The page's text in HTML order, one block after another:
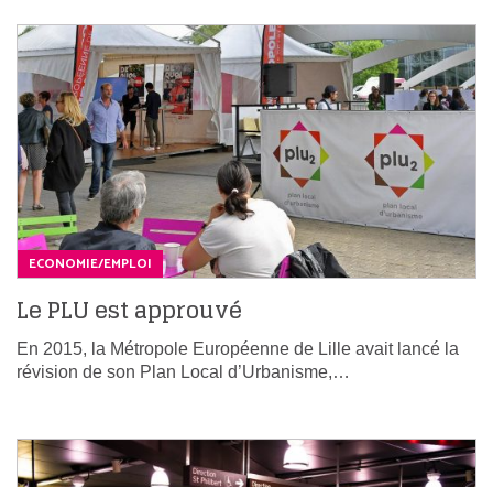
ECONOMIE/EMPLOI
Le PLU est approuvé
En 2015, la Métropole Européenne de Lille avait lancé la
révision de son Plan Local d’Urbanisme,…